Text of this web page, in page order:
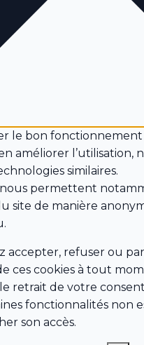
le bon
améliorer l’utilisation,
similaires.
nous permettent
site de manière
accepter, refuser ou
ces cookies à tout
retrait de votre
fonctionnalités non
son accès.